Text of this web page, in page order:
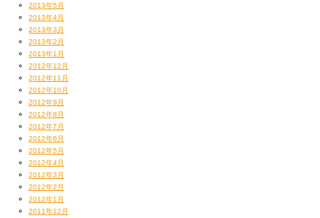
2013年5月
2013年4月
2013年3月
2013年2月
2013年1月
2012年12月
2012年11月
2012年10月
2012年9月
2012年8月
2012年7月
2012年6月
2012年5月
2012年4月
2012年3月
2012年2月
2012年1月
2011年12月